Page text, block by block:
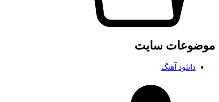
موضوعات سایت
دانلود آهنگ